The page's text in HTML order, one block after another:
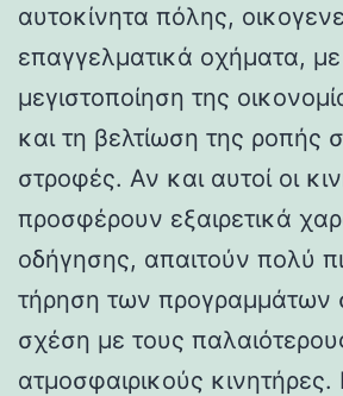
αυτοκίνητα πόλης,
επαγγελματικά οχήματα,
μεγιστοποίηση της
και τη βελτίωση της ροπής
στροφές. Αν και αυτοί οι
προσφέρουν εξαιρετικά
οδήγησης, απαιτούν πολύ
τήρηση των προγραμμάτων
σχέση με τους
ατμοσφαιρικούς